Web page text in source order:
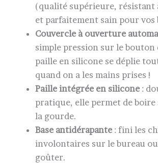
(qualité supérieure, résistant
et parfaitement sain pour vos
Couvercle à ouverture
simple pression sur le bouton
paille en silicone se déplie
quand on a les mains prises !
Paille intégrée en silicone :
pratique, elle permet de
la gourde.
Base antidérapante : fini les
involontaires sur le bureau
goûter.